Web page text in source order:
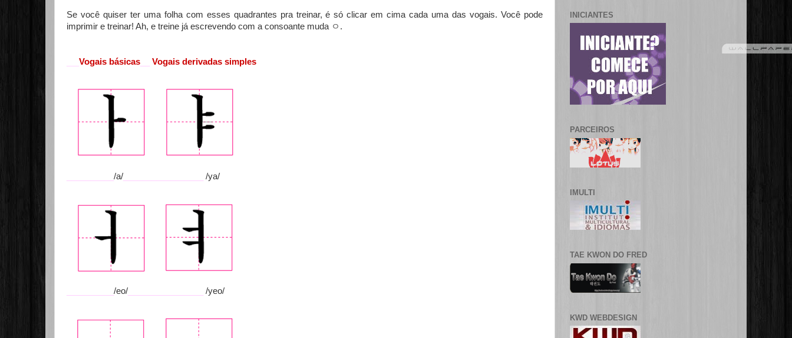
Se você quiser ter uma folha com esses quadrantes pra treinar, é só clicar em cima cada uma das vogais. Você pode
imprimir e treinar! Ah, e treine já escrevendo com a consoante muda ㅇ.
Vogais básicas Vogais derivadas simples
/a/ /ya/
/eo/ /yeo/
INICIANTES
PARCEIROS
IMULTI
TAE KWON DO FRED
KWD WEBDESIGN